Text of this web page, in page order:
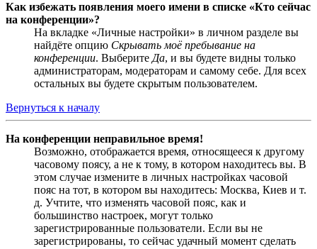
Как избежать появления моего имени в списке «Кто сейчас
на конференции»?
На вкладке «Личные настройки» в личном разделе вы
найдёте опцию Скрывать моё пребывание на
конференции. Выберите Да, и вы будете видны только
администраторам, модераторам и самому себе. Для всех
остальных вы будете скрытым пользователем.
Вернуться к началу
На конференции неправильное время!
Возможно, отображается время, относящееся к другому
часовому поясу, а не к тому, в котором находитесь вы. В
этом случае измените в личных настройках часовой
пояс на тот, в котором вы находитесь: Москва, Киев и т.
д. Учтите, что изменять часовой пояс, как и
большинство настроек, могут только
зарегистрированные пользователи. Если вы не
зарегистрированы, то сейчас удачный момент сделать